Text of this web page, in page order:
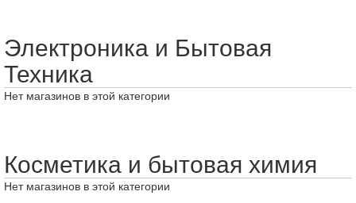
Электроника и Бытовая
Техника
Нет магазинов в этой категории
Косметика и бытовая химия
Нет магазинов в этой категории